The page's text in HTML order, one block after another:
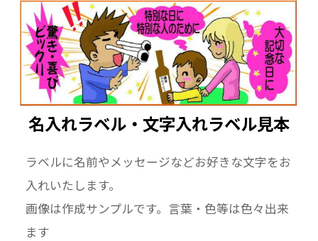
名入れラベル・文字入れラベル見本
ラベルに名前やメッセージなどお好きな文字をお
入れいたします。
画像は作成サンプルです。言葉・色等は色々出来
ます